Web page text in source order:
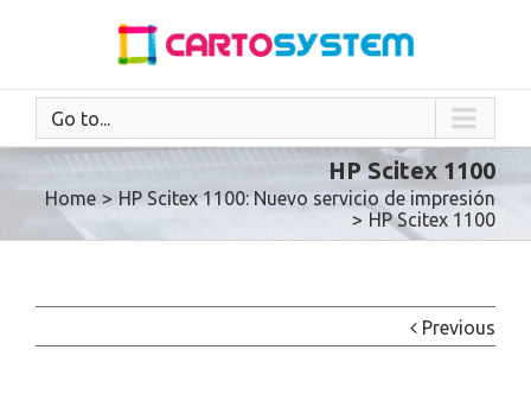
Go to...
HP Scitex 1100
Home > HP Scitex 1100: Nuevo servicio de impresión
> HP Scitex 1100
Previous